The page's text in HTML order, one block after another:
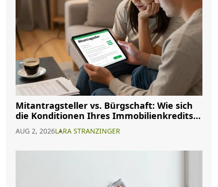
Mitantragsteller vs. Bürgschaft: Wie sich
die Konditionen Ihres Immobilienkredits
AUG 2, 2026LARA STRANZINGER